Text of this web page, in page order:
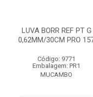
LUVA BORR REF PT G
0,62MM/30CM PRO
Código: 9771
Embalagem: PR1
MUCAMBO